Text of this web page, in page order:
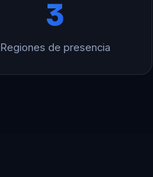
3
Regiones de presencia